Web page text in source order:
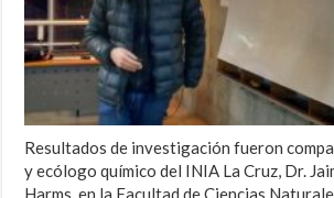
Resultados de investigación fueron
y ecólogo químico del INIA La Cruz, Dr.
Harms, en la Facultad de Ciencias